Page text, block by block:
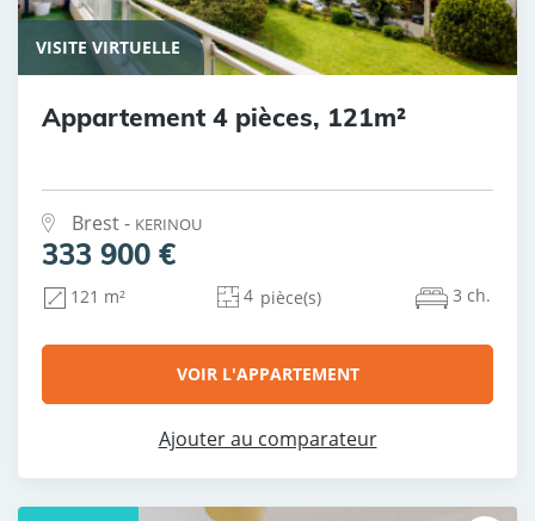
VISITE VIRTUELLE
Appartement 4 pièces, 121m²
Brest - KERINOU
333 900 €
121 m² 4 pièce(s) 3 ch.
VOIR L'APPARTEMENT
Ajouter au comparateur